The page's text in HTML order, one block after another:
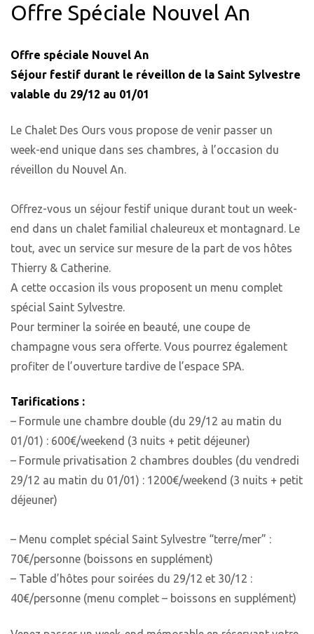
Offre Spéciale Nouvel An
Offre spéciale Nouvel An
Séjour festif durant le réveillon de la Saint Sylvestre
valable du 29/12 au 01/01
Le Chalet Des Ours vous propose de venir passer un
week-end unique dans ses chambres, à l’occasion du
réveillon du Nouvel An.
Offrez-vous un séjour festif unique durant tout un week-
end dans un chalet familial chaleureux et montagnard. Le
tout, avec un service sur mesure de la part de vos hôtes
Thierry & Catherine.
A cette occasion ils vous proposent un menu complet
spécial Saint Sylvestre.
Pour terminer la soirée en beauté, une coupe de
champagne vous sera offerte. Vous pourrez également
profiter de l’ouverture tardive de l’espace SPA.
Tarifications :
– Formule une chambre double (du 29/12 au matin du
01/01) : 600€/weekend (3 nuits + petit déjeuner)
– Formule privatisation 2 chambres doubles (du vendredi
29/12 au matin du 01/01) : 1200€/weekend (3 nuits + petit
déjeuner)
– Menu complet spécial Saint Sylvestre “terre/mer” :
70€/personne (boissons en supplément)
– Table d’hôtes pour soirées du 29/12 et 30/12 :
40€/personne (menu complet – boissons en supplément)